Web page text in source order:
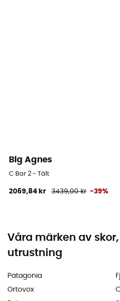
Big Agnes
C Bar 2 - Tält
2069,84 kr 3439,00 kr -39%
Våra märken av
utrustning
Patagonia
Ortovox